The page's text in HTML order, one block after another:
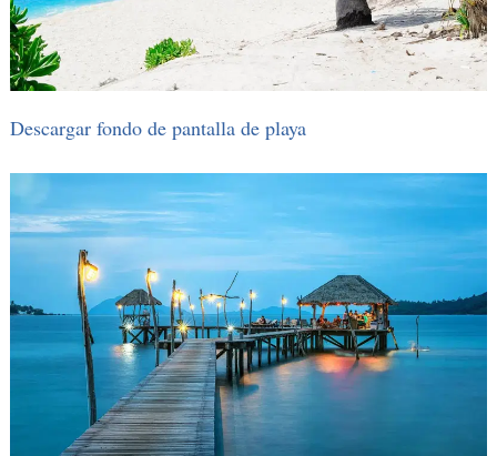
Descargar fondo de pantalla de playa